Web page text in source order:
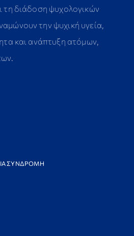
τη διάδοση ψυχολογικών
την ψυχική υγεία,
και ανάπτυξη ατόμων,
ΣΥΝΔΡΟΜΗ